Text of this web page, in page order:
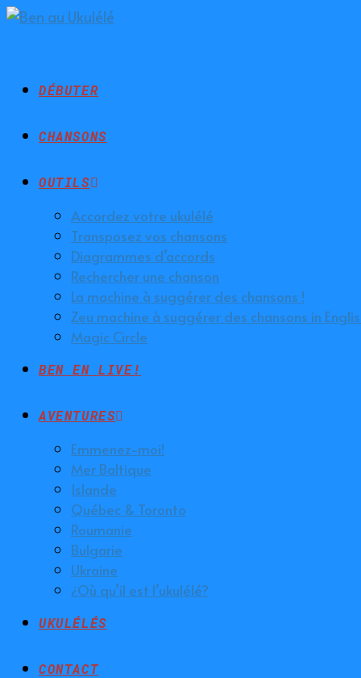
DÉBUTER
CHANSONS
OUTILS
Accordez votre ukulélé
Transposez vos chansons
Diagrammes d’accords
Rechercher une chanson
La machine à suggérer des chansons !
Zeu machine à suggérer des chansons in
Magic Circle
BEN EN LIVE!
AVENTURES
Emmenez-moi!
Mer Baltique
Islande
Québec & Toronto
Roumanie
Bulgarie
Ukraine
¿Où qu’il est l’ukulélé?
UKULÉLÉS
CONTACT